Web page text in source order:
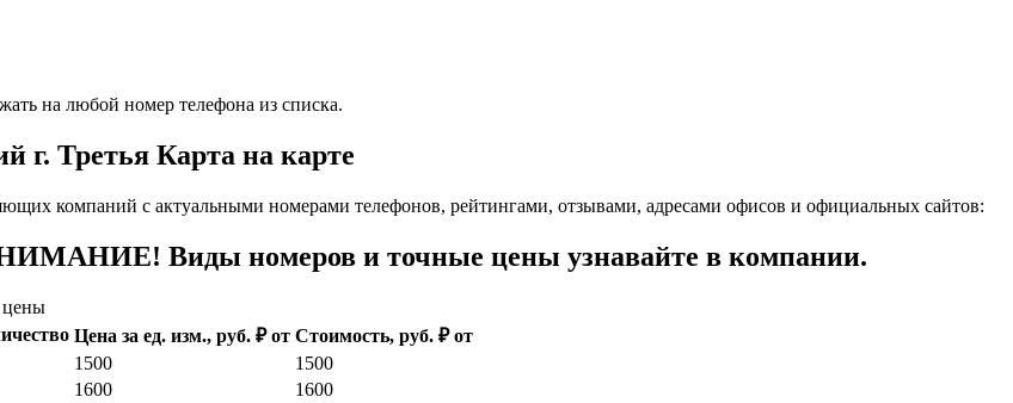
на любой номер телефона из списка.
г. Третья Карта на карте
компаний с актуальными номерами телефонов, рейтингами, отзывами, адресами офисов и официальных сайтов:
Виды номеров и точные цены узнавайте в компании.
цены
Цена за ед. изм., руб. ₽ от Стоимость, руб. ₽ от
1500
1500
1600 1600